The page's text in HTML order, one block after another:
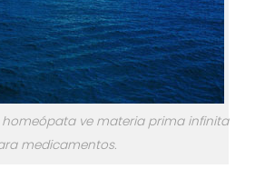
homeópata ve materia prima infinita
medicamentos.